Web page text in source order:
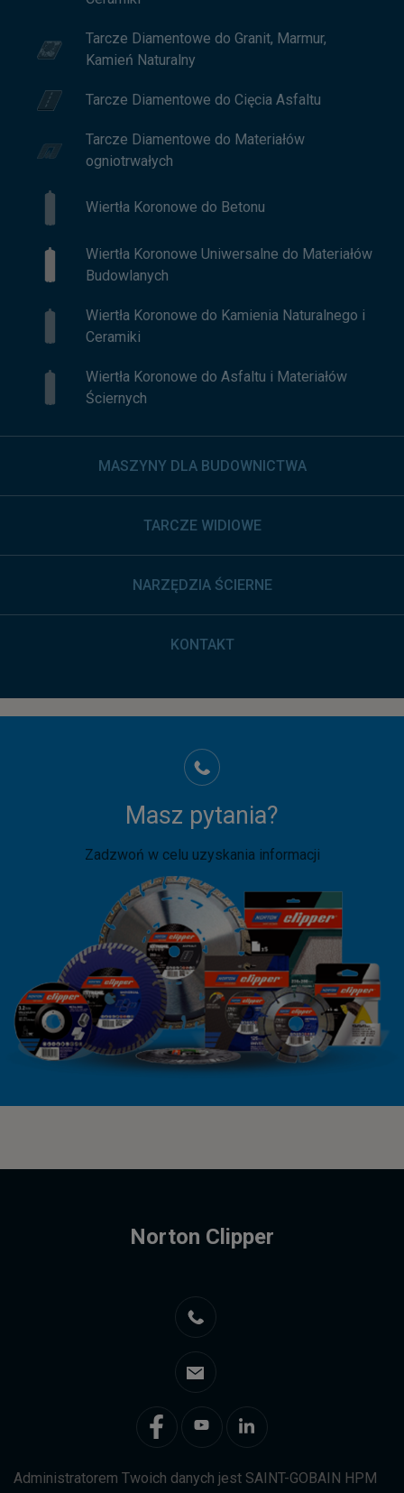
Tarcze Diamentowe do Granit, Marmur,
Kamień Naturalny
Tarcze Diamentowe do Cięcia Asfaltu
Tarcze Diamentowe do Materiałów
ogniotrwałych
Wiertła Koronowe do Betonu
Wiertła Koronowe Uniwersalne do Materiałów
Budowlanych
Wiertła Koronowe do Kamienia Naturalnego i
Ceramiki
Wiertła Koronowe do Asfaltu i Materiałów
Ściernych
MASZYNY DLA BUDOWNICTWA
TARCZE WIDIOWE
NARZĘDZIA ŚCIERNE
KONTAKT
Masz pytania?
Zadzwoń w celu uzyskania informacji
Norton Clipper
Administratorem Twoich danych jest SAINT-GOBAIN HPM